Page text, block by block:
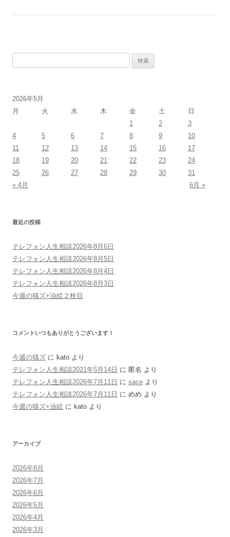
2026年5月
月
火 水 木 金 土
日
1
2
3
4
5 6 7 8 9
10
11
12 13 14 15 16
17
18
19 20 21 22 23
24
25
26 27 28 29 30
31
« 4月
6月 »
最近の投稿
テレフォン人生相談2026年8月6日
テレフォン人生相談2026年8月5日
テレフォン人生相談2026年8月4日
テレフォン人生相談2026年8月3日
今週の猫ズ+油絵２枚目
コメントいつもありがとうございます！
今週の猫ズ に kato より
テレフォン人生相談2021年5月14日 に 匿名 より
テレフォン人生相談2026年7月11日 に sace より
テレフォン人生相談2026年7月11日 に めめ より
今週の猫ズ+油絵 に kato より
アーカイブ
2026年8月
2026年7月
2026年6月
2026年5月
2026年4月
2026年3月